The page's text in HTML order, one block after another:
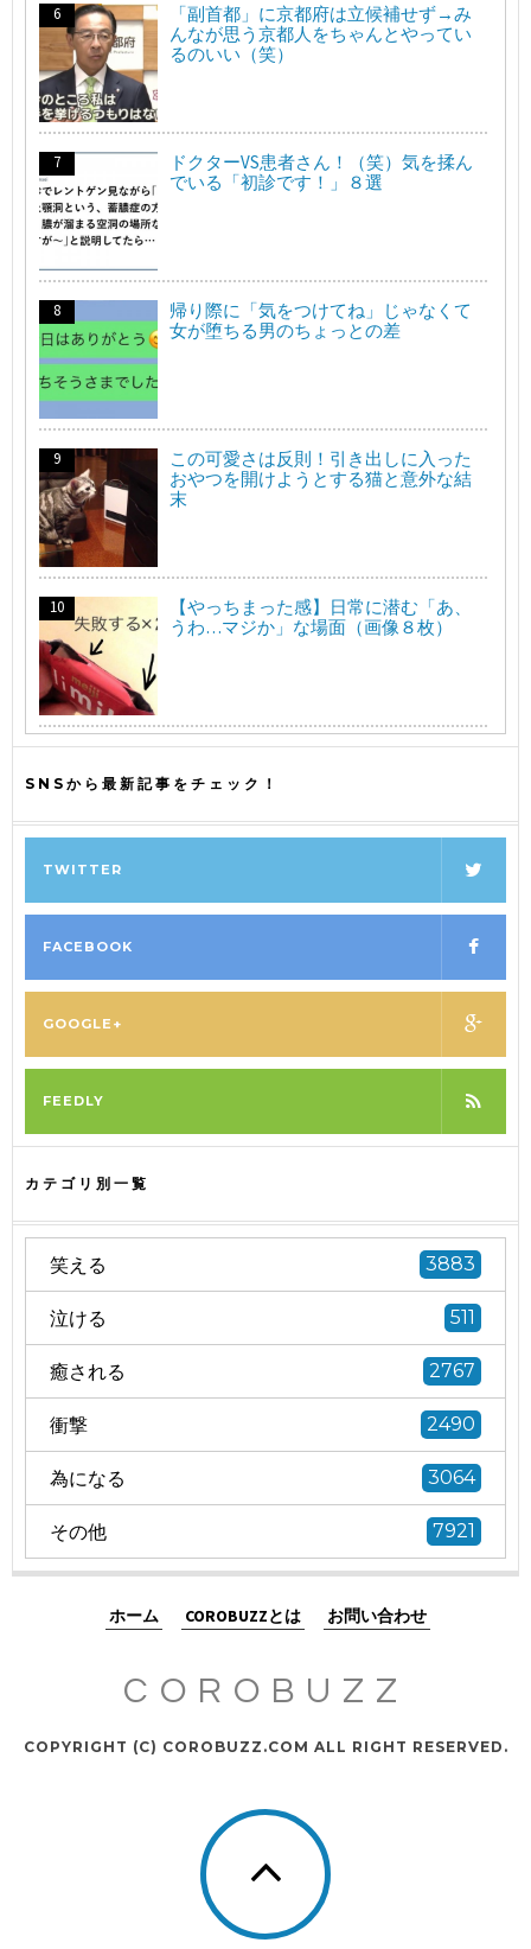
「副首都」に京都府は立候補せず→み
んなが思う京都人をちゃんとやってい
るのいい（笑）
ドクターVS患者さん！（笑）気を揉ん
でいる「初診です！」８選
帰り際に「気をつけてね」じゃなくて
女が堕ちる男のちょっとの差
この可愛さは反則！引き出しに入った
おやつを開けようとする猫と意外な結
末
【やっちまった感】日常に潜む「あ、
うわ…マジか」な場面（画像８枚）
SNSから最新記事をチェック！
TWITTER
FACEBOOK
GOOGLE+
FEEDLY
カテゴリ別一覧
笑える 3883
泣ける 511
癒される 2767
衝撃 2490
為になる 3064
その他 7921
ホーム COROBUZZとは お問い合わせ
COROBUZZ
COPYRIGHT (C) COROBUZZ.COM ALL RIGHT RESERVED.